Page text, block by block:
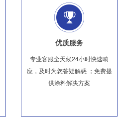
优质服务
专业客服全天候24小时快速响
应，及时为您答疑解惑 ；免费提
供涂料解决方案